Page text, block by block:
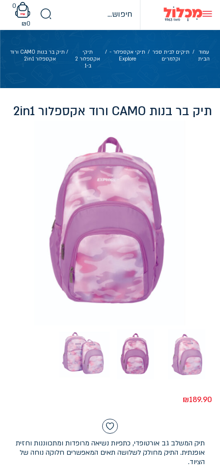
content
0
₪0
עמוד
הבית
/ תיקים לבית ספר
וקלמרים
/ תיקי אקספלור -
Explore
/
תיקי
אקספלור 2
ב-1
/ תיק בר בנות CAMO ורוד
אקספלור 2in1
תיק בר בנות CAMO ורוד אקספלור 2in1
₪189.90
תיק המשלב גב אורטופדי, כתפיות נשיאה מרופדות ומתכווננות וחזית
אופנתית. התיק מחולק לשלושה תאים המאפשרים חלוקה נוחה של
הציוד.